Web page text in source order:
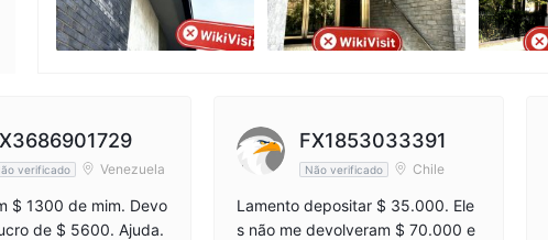
verificado Venezuela
$ 1300 de mim. Devo
de $ 5600. Ajuda.
FX1853033391
Não verificado Chile
Lamento depositar $ 35.000. Ele
s não me devolveram $ 70.000 e